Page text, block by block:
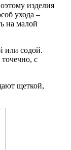
изделия
ухода –
на малой
или содой.
с
щеткой,